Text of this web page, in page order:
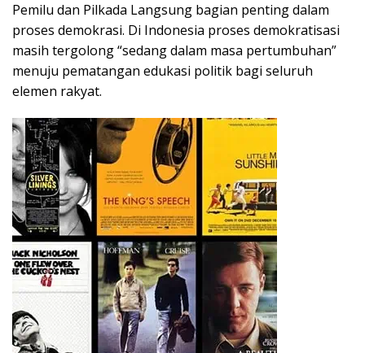
Pemilu dan Pilkada Langsung bagian penting dalam
proses demokrasi. Di Indonesia proses demokratisasi
masih tergolong “sedang dalam masa pertumbuhan”
menuju pematangan edukasi politik bagi seluruh
elemen rakyat.